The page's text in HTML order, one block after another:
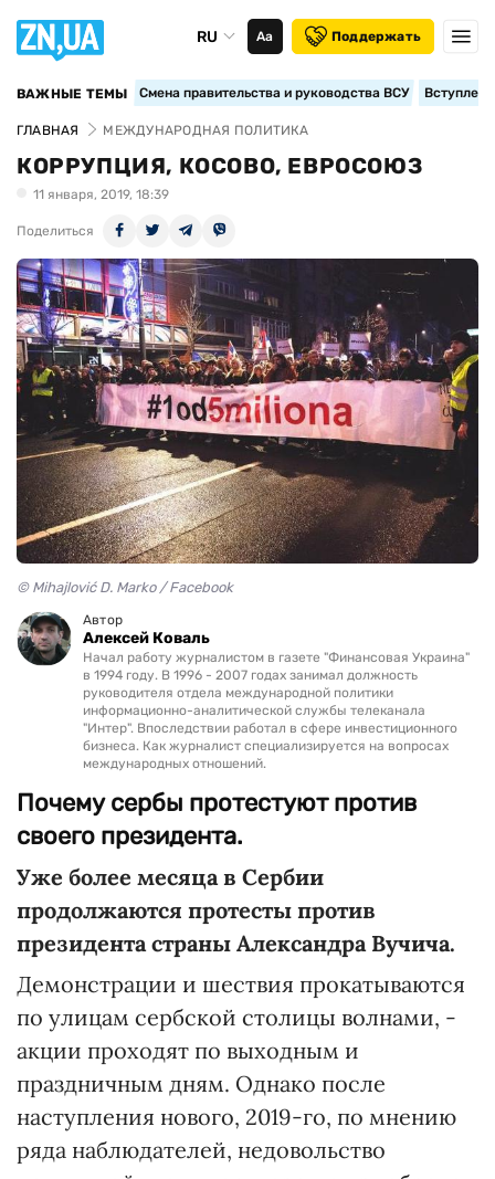
RU Аа Поддержать
ВАЖНЫЕ ТЕМЫ Смена правительства и руководства ВСУ
ГЛАВНАЯ МЕЖДУНАРОДНАЯ ПОЛИТИКА
КОРРУПЦИЯ, КОСОВО, ЕВРОСОЮЗ
11 января, 2019, 18:39
Поделиться
© Mihajlović D. Marko / Facebook
Автор
Алексей Коваль
Начал работу журналистом в газете "Финансовая Украина"
в 1994 году. В 1996 - 2007 годах занимал должность
руководителя отдела международной политики
информационно-аналитической службы телеканала
"Интер". Впоследствии работал в сфере инвестиционного
бизнеса. Как журналист специализируется на вопросах
международных отношений.
Почему сербы протестуют против
своего президента.
Уже более месяца в Сербии
продолжаются протесты против
президента страны Александра Вучича.
Демонстрации и шествия прокатываются
по улицам сербской столицы волнами, -
акции проходят по выходным и
праздничным дням. Однако после
наступления нового, 2019-го, по мнению
ряда наблюдателей, недовольство